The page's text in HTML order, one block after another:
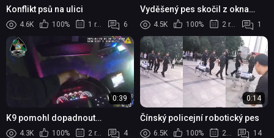
Konflikt psů na ulici
4.6K 100% 1 rok 6
Vyděšený pes skočil z okna
během bouřky a srazil ženu k
zemi
4.5K 100% 2 roky 1
0:39
K9 pomohl dopadnout
podezřelého z krádeže auta
4.3K 100% 2 roky 4
0:14
Čínský policejní robotický pes
6.5K 100% 2 roky 14